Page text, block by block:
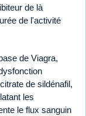
de là
de l'activité
de Viagra,
de sildénafil,
les
le flux sanguin